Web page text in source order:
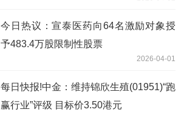
今日热议：宣泰医药向64名激励对象授
予483.4万股限制性股票
2026-04-01
每日快报!中金：维持锦欣生殖(01951)“跑
赢行业”评级 目标价3.50港元